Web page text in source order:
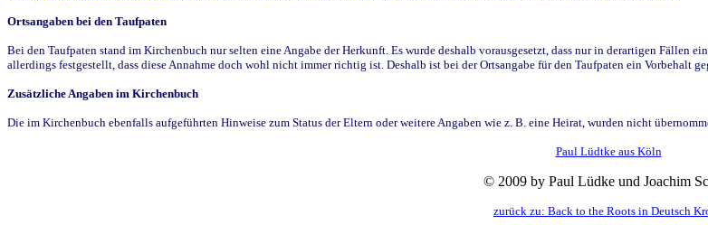
Ortsangaben bei den Taufpaten
Bei den Taufpaten stand im Kirchenbuch nur selten eine Angabe der Herkunft. Es wurde deshalb vorausgesetzt, dass nur in derartigen Fällen
allerdings festgestellt, dass diese Annahme doch wohl nicht immer richtig ist. Deshalb ist bei der Ortsangabe für den Taufpaten ein Vorbehalt
Zusätzliche Angaben im Kirchenbuch
Die im Kirchenbuch ebenfalls aufgeführten Hinweise zum Status der Eltern oder weitere Angaben wie z. B. eine Heirat, wurden nicht
Paul Lüdtke aus Köln
© 2009 by Paul Lüdke und Joachim
zurück zu: Back to the Roots in Deutsch